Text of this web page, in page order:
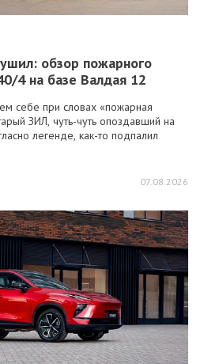
обзор пожарного
4 на базе Валдая 12
себе при словах «пожарная
ЗИЛ, чуть-чуть опоздавший на
легенде, как-то подпалил
07.08.2026